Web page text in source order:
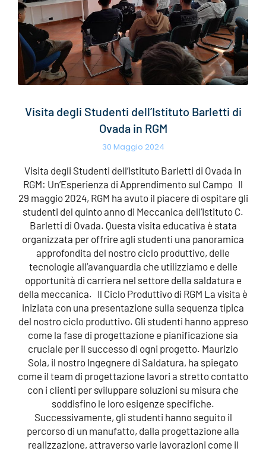
Visita degli Studenti dell’Istituto Barletti di
Ovada in RGM
30 Maggio 2024
Visita degli Studenti dell’Istituto Barletti di Ovada in
RGM: Un’Esperienza di Apprendimento sul Campo Il
29 maggio 2024, RGM ha avuto il piacere di ospitare gli
studenti del quinto anno di Meccanica dell’Istituto C.
Barletti di Ovada. Questa visita educativa è stata
organizzata per offrire agli studenti una panoramica
approfondita del nostro ciclo produttivo, delle
tecnologie all’avanguardia che utilizziamo e delle
opportunità di carriera nel settore della saldatura e
della meccanica. Il Ciclo Produttivo di RGM La visita è
iniziata con una presentazione sulla sequenza tipica
del nostro ciclo produttivo. Gli studenti hanno appreso
come la fase di progettazione e pianificazione sia
cruciale per il successo di ogni progetto. Maurizio
Sola, il nostro Ingegnere di Saldatura, ha spiegato
come il team di progettazione lavori a stretto contatto
con i clienti per sviluppare soluzioni su misura che
soddisfino le loro esigenze specifiche.
Successivamente, gli studenti hanno seguito il
percorso di un manufatto, dalla progettazione alla
realizzazione, attraverso varie lavorazioni come il